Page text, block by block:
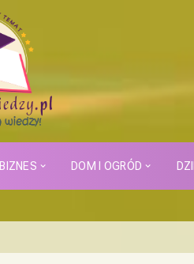
BIZNES DOM I OGRÓD